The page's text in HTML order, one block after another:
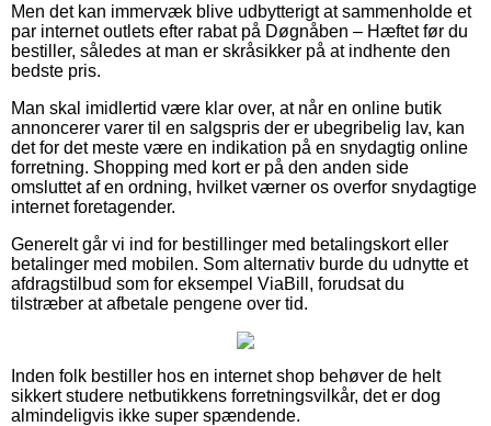
Men det kan immervæk blive udbytterigt at sammenholde et
par internet outlets efter rabat på Døgnåben – Hæftet før du
bestiller, således at man er skråsikker på at indhente den
bedste pris.
Man skal imidlertid være klar over, at når en online butik
annoncerer varer til en salgspris der er ubegribelig lav, kan
det for det meste være en indikation på en snydagtig online
forretning. Shopping med kort er på den anden side
omsluttet af en ordning, hvilket værner os overfor snydagtige
internet foretagender.
Generelt går vi ind for bestillinger med betalingskort eller
betalinger med mobilen. Som alternativ burde du udnytte et
afdragstilbud som for eksempel ViaBill, forudsat du
tilstræber at afbetale pengene over tid.
Inden folk bestiller hos en internet shop behøver de helt
sikkert studere netbutikkens forretningsvilkår, det er dog
almindeligvis ikke super spændende.